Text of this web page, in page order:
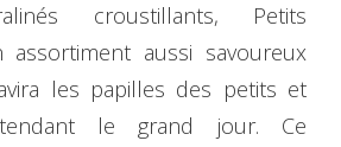
croustillants, Petits
aussi savoureux
les papilles des petits et
le grand jour. Ce